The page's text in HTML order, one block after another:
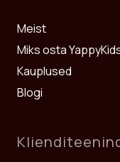
YappyEtude aitab luua
kui ka suurematele
Vaadake ka seotud
Riidekapid
Meist
Miks osta
Kauplused
Blogi